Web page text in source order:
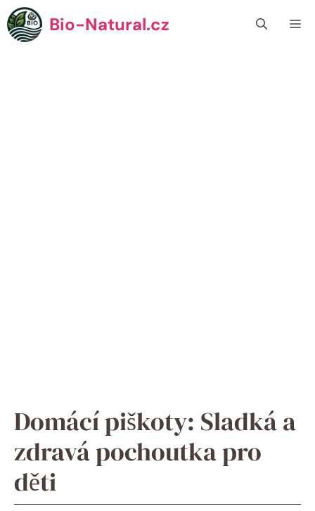
Přeskočit
na
obsah
Bio-Natural.cz
Domácí piškoty: Sladká a
zdravá pochoutka pro
děti